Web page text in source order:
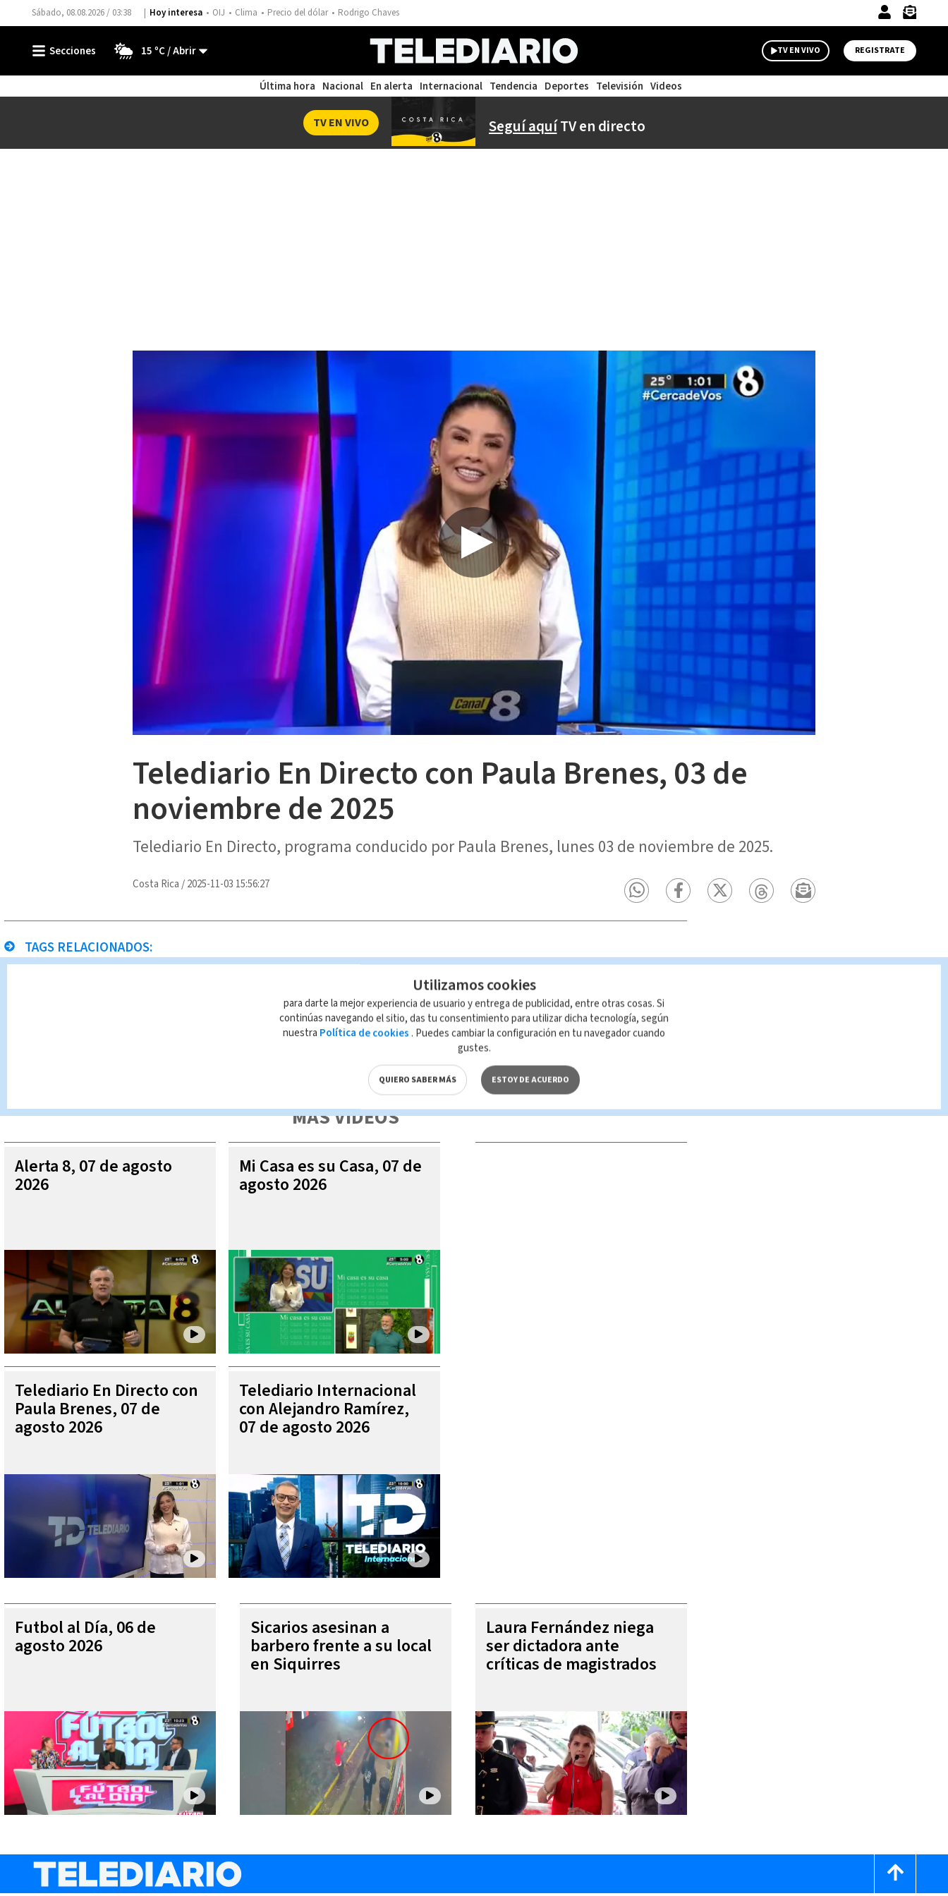
Sábado, 08.08.2026 / 03:38 Hoy interesa OIJ Clima Precio del dólar Rodrigo Chaves
15 ºC TV EN VIVO REGISTRATE
Última hora Nacional En alerta Internacional Tendencia Deportes Televisión Videos
Seguí aquíTV en directo
TV EN VIVO
Telediario En Directo con Paula Brenes, 03 de
noviembre de 2025
Telediario En Directo, programa conducido por Paula Brenes, lunes 03 de noviembre de 2025.
Costa Rica /2025-11-03 15:56:27
TAGS RELACIONADOS:
Queda prohibida la reproducción total o parcial del contenido de esta página, mismo que es propiedad de TELEDIARIO; su reproducción no
autorizada constituye una infracción y un delito de conformidad con las leyes aplicables.
MÁS VIDEOS
Alerta 8, 07 de agosto
2026
Mi Casa es su Casa, 07 de
agosto 2026
Telediario En Directo con
Paula Brenes, 07 de
agosto 2026
Telediario Internacional
con Alejandro Ramírez,
07 de agosto 2026
Futbol al Día, 06 de
agosto 2026
Sicarios asesinan a
barbero frente a su local
en Siquirres
Laura Fernández niega
ser dictadora ante
críticas de magistrados
Utilizamos cookies
para darte la mejor experiencia de usuario y entrega de publicidad, entre otras cosas. Si
continúas navegando el sitio, das tu consentimiento para utilizar dicha tecnología, según
nuestra Política de cookies . Puedes cambiar la configuración en tu navegador cuando
gustes.
QUIERO SABER MÁS ESTOY DE ACUERDO